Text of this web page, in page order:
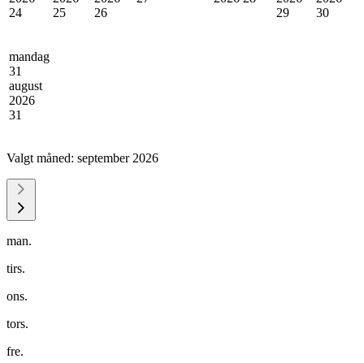
24
25
26
29
30
mandag
31
august
2026
31
Valgt måned: september 2026
man.
tirs.
ons.
tors.
fre.